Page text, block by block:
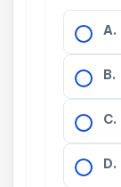
A.
B.
C.
D.